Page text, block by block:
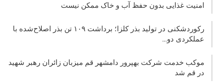
امنیت غذایی بدون حفظ آب و خاک ممکن نیست
رکوردشکنی در تولید بذر کلزا؛ برداشت ۱۰۹ تن بذر اصلاح‌شده با
عملکردی دو…
موکب خدمت شرکت بهپرور دامشهر قم میزبان زائران رهبر شهید
در قم شد